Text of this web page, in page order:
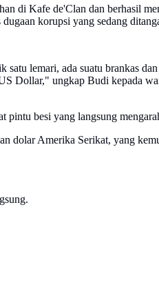
di Kafe de'Clan dan berhasil
korupsi yang sedang
lemari, ada suatu brankas
Dollar," ungkap Budi kepada
pintu besi yang langsung
dolar Amerika Serikat, yang